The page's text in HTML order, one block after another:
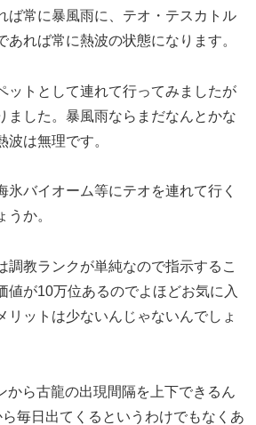
ば常に暴風雨に、テオ・テスカトル
あれば常に熱波の状態になります。
ットとして連れて行ってみましたが
ました。暴風雨ならまだなんとかな
波は無理です。
氷バイオーム等にテオを連れて行く
うか。
調教ランクが単純なので指示するこ
値が10万位あるのでよほどお気に入
リットは少ないんじゃないんでしょ
から古龍の出現間隔を上下できるん
毎日出てくるというわけでもなくあ